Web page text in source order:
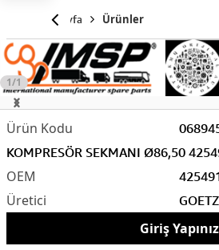
Anasayfa Ürünler
1/1
KOMPRESÖR SEKMANI Ø86,50
Giriş Yapınız